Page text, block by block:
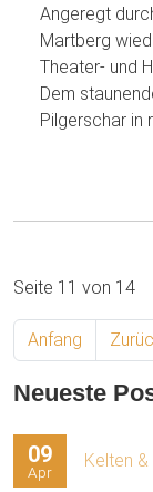
Angeregt
Martberg
Theater- und
Dem
Pilgerschar in
Seite 11 von 14
Anfang
Neueste
09
Apr
Kelten